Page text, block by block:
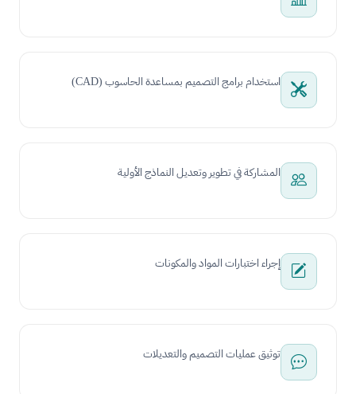
استخدام برامج التصميم بمساعدة الحاسوب (CAD)
المشاركة في تطوير وتعديل النماذج الأولية
إجراء اختبارات المواد والمكونات
توثيق عمليات التصميم والتعديلات